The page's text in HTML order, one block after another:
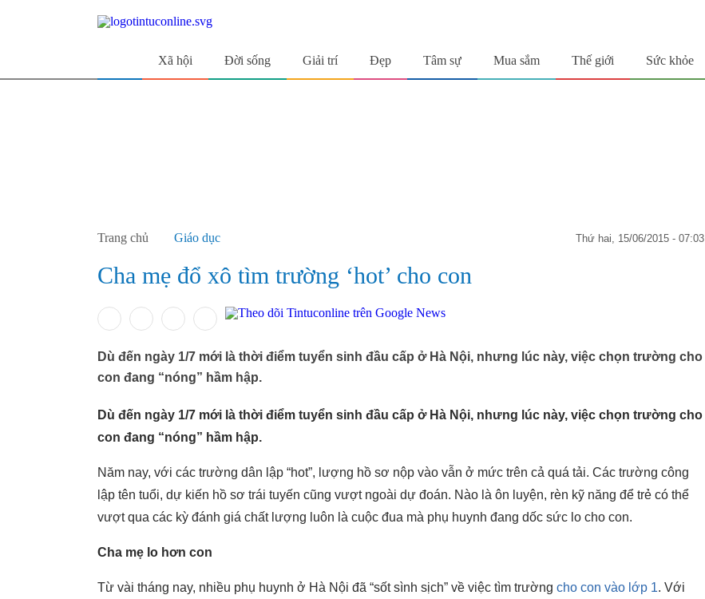
Xã hội Đời sống Giải trí Đẹp Tâm sự Mua sắm Thế giới Sức khỏe
Trang chủ Giáo dục thứ hai, 15/06/2015 - 07:03
Cha mẹ đổ xô tìm trường ‘hot’ cho con
Dù đến ngày 1/7 mới là thời điểm tuyển sinh đầu cấp ở Hà Nội, nhưng lúc này, việc chọn trường cho
con đang “nóng” hầm hập.
Dù đến ngày 1/7 mới là thời điểm tuyển sinh đầu cấp ở Hà Nội, nhưng lúc này, việc chọn trường cho
con đang “nóng” hầm hập.
Năm nay, với các trường dân lập “hot”, lượng hồ sơ nộp vào vẫn ở mức trên cả quá tải. Các trường công
lập tên tuổi, dự kiến hồ sơ trái tuyến cũng vượt ngoài dự đoán. Nào là ôn luyện, rèn kỹ năng để trẻ có thể
vượt qua các kỳ đánh giá chất lượng luôn là cuộc đua mà phụ huynh đang dốc sức lo cho con.
Cha mẹ lo hơn con
Từ vài tháng nay, nhiều phụ huynh ở Hà Nội đã “sốt sình sịch” về việc tìm trường cho con vào lớp 1. Với